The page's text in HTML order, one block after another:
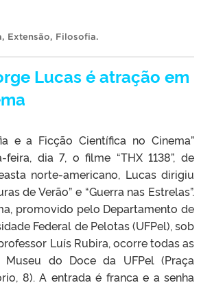
, Extensão, Filosofia.
Lucas é atração em
e a Ficção Científica no Cinema”
dia 7, o filme “THX 1138”, de
norte-americano, Lucas dirigiu
de Verão” e “Guerra nas Estrelas”.
promovido pelo Departamento de
Federal de Pelotas (UFPel), sob
Luís Rubira, ocorre todas as
do Doce da UFPel (Praça
8). A entrada é franca e a senha